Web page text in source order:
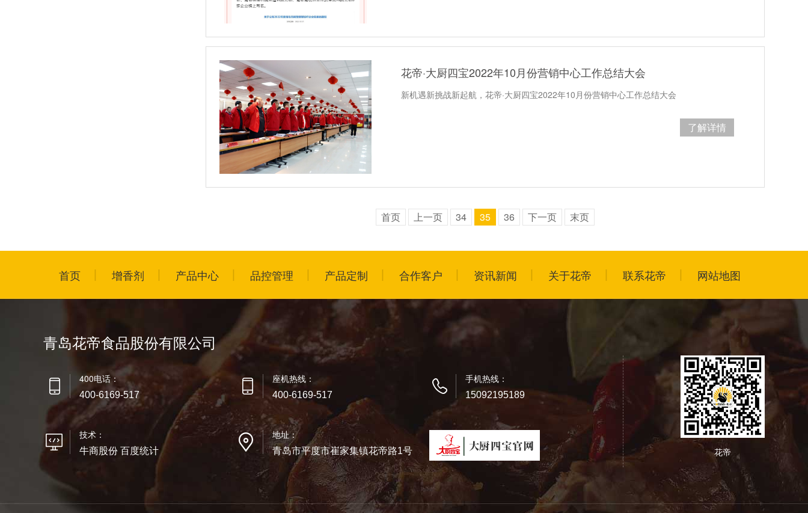
花帝·大厨四宝​2022年10月份营销中心工作总结大会​
新机遇新挑战新起航，花帝·大厨四宝2022年10月份营销中心工作总结大会
了解详情
首页 上一页 34 35 36 下一页 末页
首页 增香剂 产品中心 品控管理 产品定制 合作客户 资讯新闻 关于花帝 联系花帝 网站地图
青岛花帝食品股份有限公司
400电话：
400-6169-517
座机热线：
400-6169-517
手机热线：
15092195189
技术：
牛商股份 百度统计
地址：
青岛市平度市崔家集镇花帝路1号 花帝